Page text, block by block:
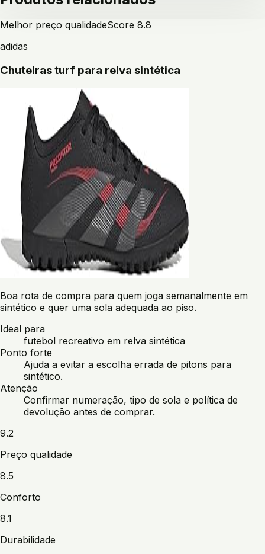
Melhor preço qualidadeScore 8.8
adidas
Chuteiras turf para relva sintética
Boa rota de compra para quem joga semanalmente em
sintético e quer uma sola adequada ao piso.
Ideal para
futebol recreativo em relva sintética
Ponto forte
Ajuda a evitar a escolha errada de pitons para
sintético.
Atenção
Confirmar numeração, tipo de sola e política de
devolução antes de comprar.
9.2
Preço qualidade
8.5
Conforto
8.1
Durabilidade